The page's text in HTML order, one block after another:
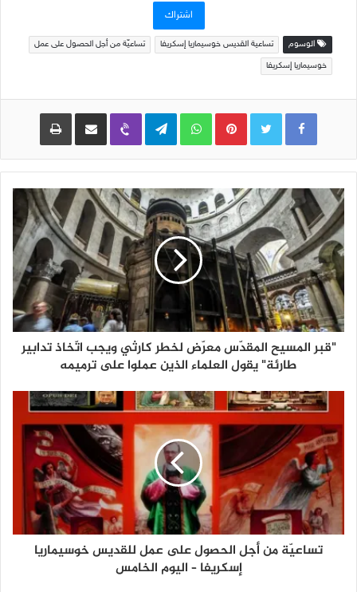
اشتراك
الوسوم تساعية القديس خوسيماريا إسكريفا تساعيّة من أجل الحصول على عمل
خوسيماريا إسكريفا
Pinterest
WhatsApp
Telegram
Viber مشاركة عبر البريد طباعة
"قبر المسيح المقدّس معرّض لخطر كارثي ويجب اتّخاذ تدابير
طارئة" يقول العلماء الذين عملوا على ترميمه
تساعيّة من أجل الحصول على عمل للقديس خوسيماريا
إسكريفا – اليوم الخامس